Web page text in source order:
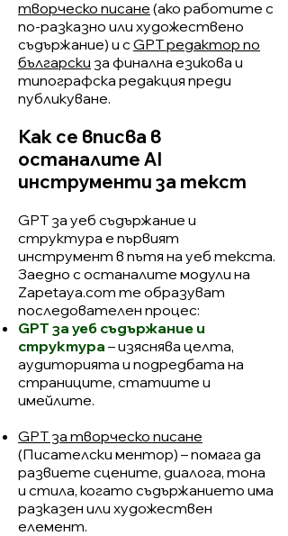
творческо писане (ако работите с
по-разказно или художествено
съдържание) и с GPT редактор по
български за финална езикова и
типографска редакция преди
публикуване.
Как се вписва в
останалите AI
инструменти за текст
GPT за уеб съдържание и
структура е първият
инструмент в пътя на уеб текста.
Заедно с останалите модули на
Zapetaya.com те образуват
последователен процес:
GPT за уеб съдържание и
структура – изяснява целта,
аудиторията и подредбата на
страниците, статиите и
имейлите.
GPT за творческо писане
(Писателски ментор) – помага да
развиете сцените, диалога, тона
и стила, когато съдържанието има
разказен или художествен
елемент.